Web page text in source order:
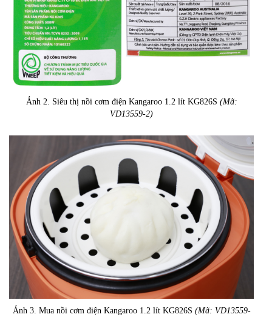
Ảnh 2. Siêu thị nồi cơm điện Kangaroo 1.2 lít KG826S (Mã:
VD13559-2)
Ảnh 3. Mua nồi cơm điện Kangaroo 1.2 lít KG826S (Mã: VD13559-